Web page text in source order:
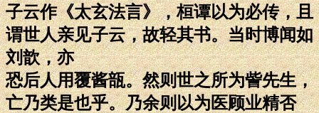
子云作《太玄法言》，桓谭以为必传，且
谓世人亲见子云，故轻其书。当时博闻如
刘歆，亦
恐后人用覆酱瓿。然则世之所为訾先生，
亡乃类是也乎。乃余则以为医顾业精否